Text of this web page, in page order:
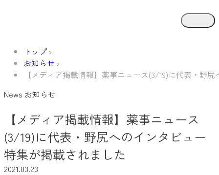
トップ
お知らせ
【メディア掲載情報】薬事ニュース(3/19)に代表・野
News お知らせ
【メディア掲載情報】薬事ニュース
(3/19)に代表・野尻へのインタビュー
特集が掲載されました
2021.03.23